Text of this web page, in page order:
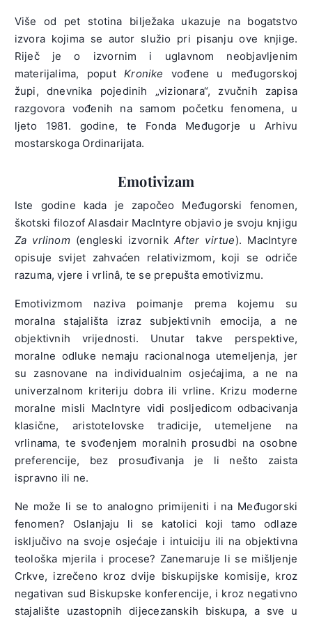
Više od pet stotina bilježaka ukazuje na bogatstvo
izvora kojima se autor služio pri pisanju ove knjige.
Riječ je o izvornim i uglavnom neobjavljenim
materijalima, poputKronike vođene u međugorskoj
župi, dnevnika pojedinih „vizionara“, zvučnih zapisa
razgovora vođenih na samom početku fenomena, u
ljeto 1981. godine, te Fonda Međugorje u Arhivu
mostarskoga Ordinarijata.
Emotivizam
Iste godine kada je započeo Međugorski fenomen,
škotski filozof Alasdair MacIntyre objavio je svoju knjigu
Za vrlinom(engleski izvornikAfter virtue). MacIntyre
opisuje svijet zahvaćen relativizmom, koji se odriče
razuma, vjere i vrlinâ, te se prepušta emotivizmu.
Emotivizmom naziva poimanje prema kojemu su
moralna stajališta izraz subjektivnih emocija, a ne
objektivnih vrijednosti. Unutar takve perspektive,
moralne odluke nemaju racionalnoga utemeljenja, jer
su zasnovane na individualnim osjećajima, a ne na
univerzalnom kriteriju dobra ili vrline. Krizu moderne
moralne misli MacIntyre vidi posljedicom odbacivanja
klasične, aristotelovske tradicije, utemeljene na
vrlinama, te svođenjem moralnih prosudbi na osobne
preferencije, bez prosuđivanja je li nešto zaista
ispravno ili ne.
Ne može li se to analogno primijeniti i na Međugorski
fenomen? Oslanjaju li se katolici koji tamo odlaze
isključivo na svoje osjećaje i intuiciju ili na objektivna
teološka mjerila i procese? Zanemaruje li se mišljenje
Crkve, izrečeno kroz dvije biskupijske komisije, kroz
negativan sud Biskupske konferencije, i kroz negativno
stajalište uzastopnih dijecezanskih biskupa, a sve u